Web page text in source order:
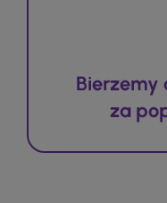
Bierzemy
za